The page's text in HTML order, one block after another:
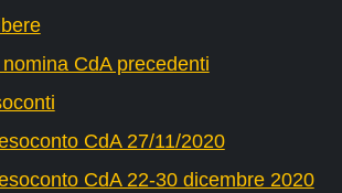
CdA precedenti
CdA 27/11/2020
CdA 22-30 dicembre 2020